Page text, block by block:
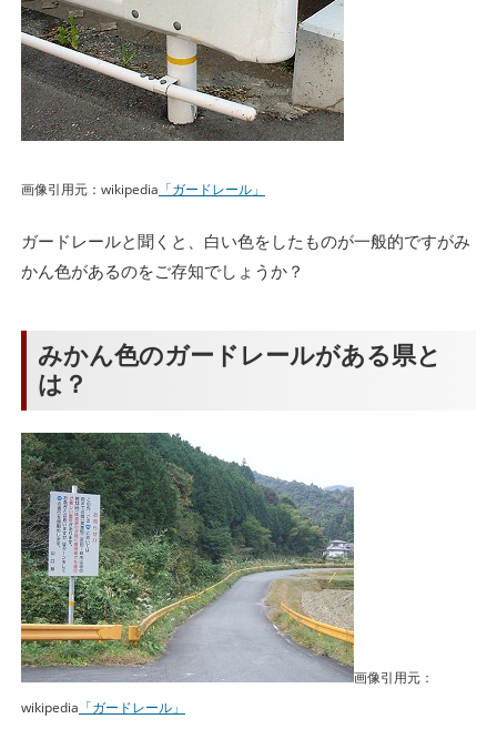
画像引用元：wikipedia 「ガードレール」
ガードレールと聞くと、白い色をしたものが一般的ですがみ
かん色があるのをご存知でしょうか？
みかん色のガードレールがある県と
は？
画像引用元：
wikipedia 「ガードレール」